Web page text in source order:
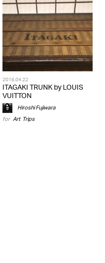
2016.04.22
ITAGAKI TRUNK by LOUIS
VUITTON
Hiroshi Fujiwara
for Art, Trips